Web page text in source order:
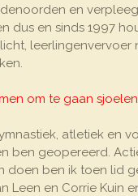
en
dus en sinds 1997
om te gaan
atletiek en
ben geopereerd.
doen ben ik toen lid
Leen en Corrie Kuin